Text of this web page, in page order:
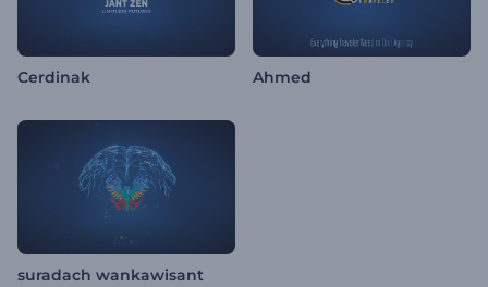
Cerdinak Ahmed
suradach wankawisant